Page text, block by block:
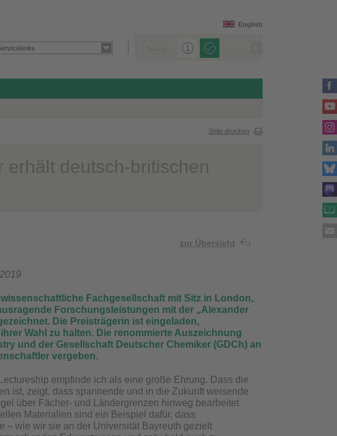
English
Seite drucken
erhält deutsch-britischen
zur Übersicht
Fachgesellschaft mit Sitz in London,
Forschungsleistungen mit der „Alexander
Die Preisträgerin ist eingeladen,
Wahl zu halten. Die renommierte Auszeichnung
und der Gesellschaft Deutscher Chemiker (GDCh) an
vergeben.
empfinde ich als eine große Ehrung. Dass die
ist, zeigt, dass spannende und in die Zukunft weisende
über Fächer- und Ländergrenzen hinweg bearbeitet
Materialien sind ein Beispiel dafür, dass
– wie wir sie an der Universität Bayreuth gezielt